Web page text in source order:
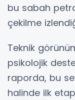
bu sabah
çekilme
Teknik
psikolojik
raporda, bu
halinde ilk